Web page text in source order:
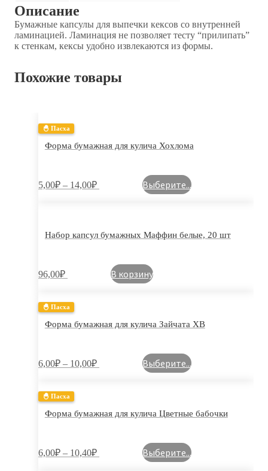
Описание
Бумажные капсулы для выпечки кексов со внутренней
ламинацией. Ламинация не позволяет тесту “прилипать”
к стенкам, кексы удобно извлекаются из формы.
Похожие товары
🐣 Пасха
Форма бумажная для кулича Хохлома
5,00₽ – 14,00₽ Выберите...
Набор капсул бумажных Маффин белые, 20 шт
96,00₽ В корзину
🐣 Пасха
Форма бумажная для кулича Зайчата ХВ
6,00₽ – 10,00₽ Выберите...
🐣 Пасха
Форма бумажная для кулича Цветные бабочки
6,00₽ – 10,40₽ Выберите...